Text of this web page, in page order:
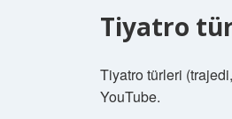
Tiyatro
Tiyatro türleri
YouTube.